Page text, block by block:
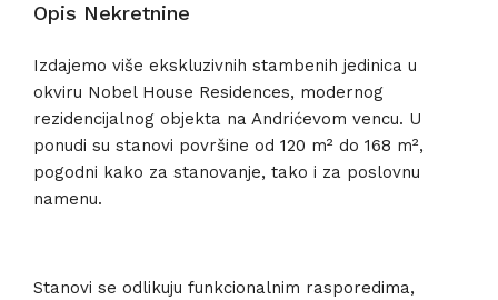
Opis Nekretnine
Izdajemo više ekskluzivnih stambenih jedinica u
okviru Nobel House Residences, modernog
rezidencijalnog objekta na Andrićevom vencu. U
ponudi su stanovi površine od 120 m² do 168 m²,
pogodni kako za stanovanje, tako i za poslovnu
namenu.
Stanovi se odlikuju funkcionalnim rasporedima,